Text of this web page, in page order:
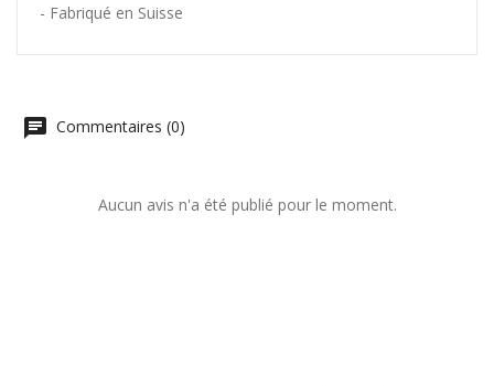
- Fabriqué en Suisse
Commentaires (0)
Aucun avis n'a été publié pour le moment.